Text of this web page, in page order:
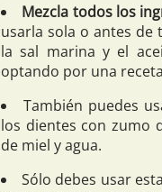
Mezcla todos los
usarla sola o antes de
la sal marina y el
optando por una
También puedes
los dientes con zumo
de miel y agua.
Sólo debes usar